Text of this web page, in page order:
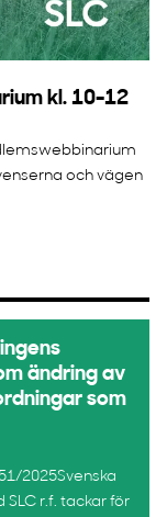
kl. 10-12
och vägen
ändring av
som
2025Svenska
r.f. tackar för